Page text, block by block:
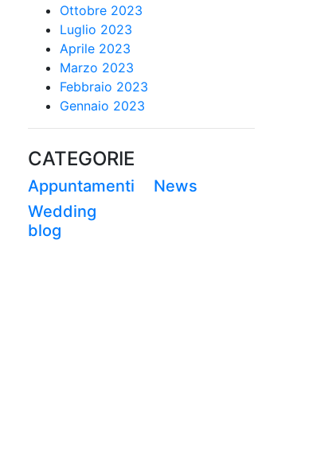
Ottobre 2023
Luglio 2023
Aprile 2023
Marzo 2023
Febbraio 2023
Gennaio 2023
CATEGORIE
Appuntamenti
News
Wedding
blog